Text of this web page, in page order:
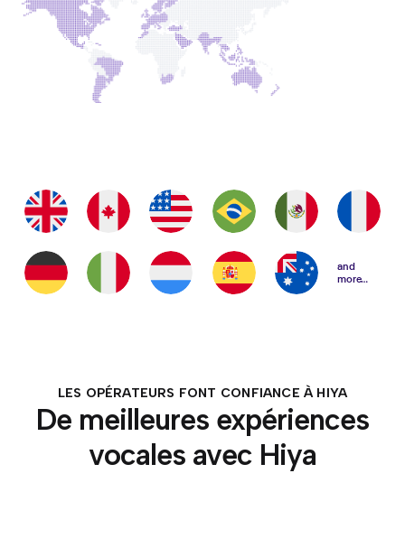
and
more…
LES OPÉRATEURS FONT CONFIANCE À HIYA
De meilleures expériences
vocales avec Hiya